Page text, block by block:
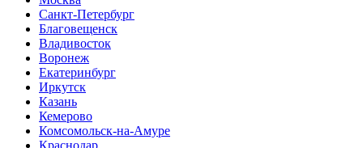
Санкт-Петербург
Благовещенск
Владивосток
Воронеж
Екатеринбург
Иркутск
Казань
Кемерово
Комсомольск-на-Амуре
Краснодар